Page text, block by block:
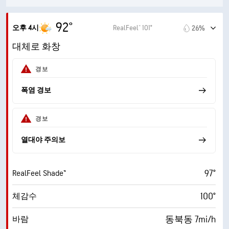
비 0.14in
가시거리
운저
오후 4시 92° RealFeel® 101° 26%
대체로 화창
경보
폭염 경보
경보
열대야 주의보
RealFeel Shade™ 97°
체감수 100°
바람 동북동 7mi/h